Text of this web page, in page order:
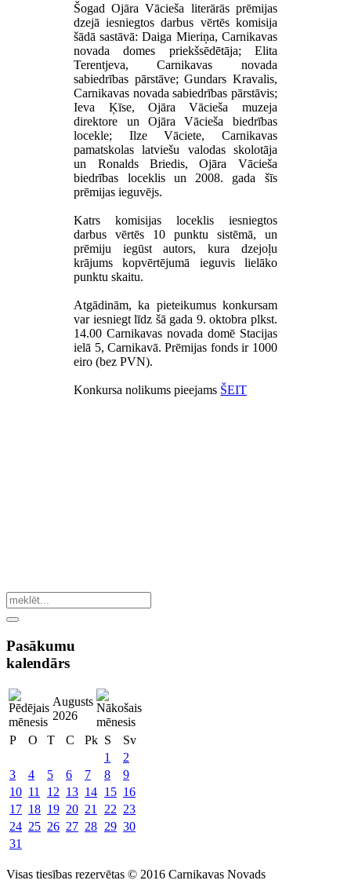
Šogad Ojāra Vācieša literārās prēmijas
dzejā iesniegtos darbus vērtēs komisija
šādā sastāvā: Daiga Mieriņa, Carnikavas
novada domes priekšsēdētāja; Elita
Terentjeva, Carnikavas novada
sabiedrības pārstāve; Gundars Kravalis,
Carnikavas novada sabiedrības pārstāvis;
Ieva Ķīse, Ojāra Vācieša muzeja
direktore un Ojāra Vācieša biedrības
locekle; Ilze Vāciete, Carnikavas
pamatskolas latviešu valodas skolotāja
un Ronalds Briedis, Ojāra Vācieša
biedrības loceklis un 2008. gada šīs
prēmijas ieguvējs.
Katrs komisijas loceklis iesniegtos
darbus vērtēs 10 punktu sistēmā, un
prēmiju iegūst autors, kura dzejoļu
krājums kopvērtējumā ieguvis lielāko
punktu skaitu.
Atgādinām, ka pieteikumus konkursam
var iesniegt līdz šā gada 9. oktobra plkst.
14.00 Carnikavas novada domē Stacijas
ielā 5, Carnikavā. Prēmijas fonds ir 1000
eiro (bez PVN).
Konkursa nolikums pieejams ŠEIT
Pasākumu
kalendārs
Augusts
2026
P
O T C Pk S
Sv
1
2
3
4 5 6 7 8
9
10 11 12 13 14 15 16
17 18 19 20 21 22 23
24 25 26 27 28 29 30
31
Visas tiesības rezervētas © 2016 Carnikavas Novads